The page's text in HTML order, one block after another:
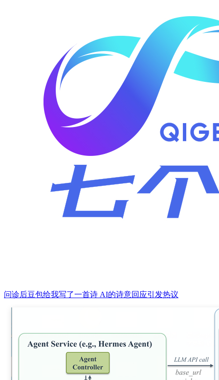
问诊后豆包给我写了一首诗 AI的诗意回应引发热议